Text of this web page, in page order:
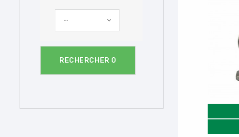
--
RECHERCHER 0